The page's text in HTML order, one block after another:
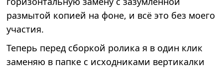
размытой копией на фоне, и всё это без моего
участия.
Теперь перед сборкой ролика я в один клик
заменяю в папке с исходниками вертикалки